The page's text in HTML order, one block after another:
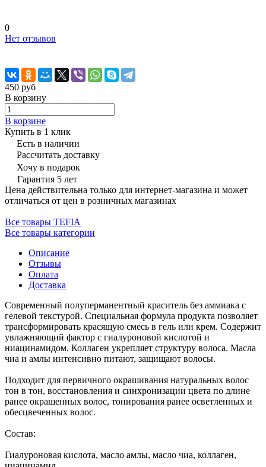
0
Нет отзывов
450 руб
В корзину
В корзине
Купить в 1 клик
Есть в наличии
Рассчитать доставку
Хочу в подарок
Гарантия 5 лет
Цена действительна только для интернет-магазина и может
отличаться от цен в розничных магазинах
Все товары TEFIA
Все товары категории
Описание
Отзывы
Оплата
Доставка
Современный полуперманентный краситель без аммиака с
гелевой текстурой. Cпециальная формула продукта позволяет
трансформировать красящую смесь в гель или крем. Cодержит
увлажняющий фактор с гиалуроновой кислотой и
ниацинамидом. Коллаген укрепляет структуру волоса. Масла
чиа и амлы интенсивно питают, защищают волосы.
Подходит для первичного окрашивания натуральных волос
тон в тон, восстановления и синхронизации цвета по длине
ранее окрашенных волос, тонирования ранее осветленных и
обесцвеченных волос.
Состав:
Гиалуроновая кислота, масло амлы, масло чиа, коллаген,